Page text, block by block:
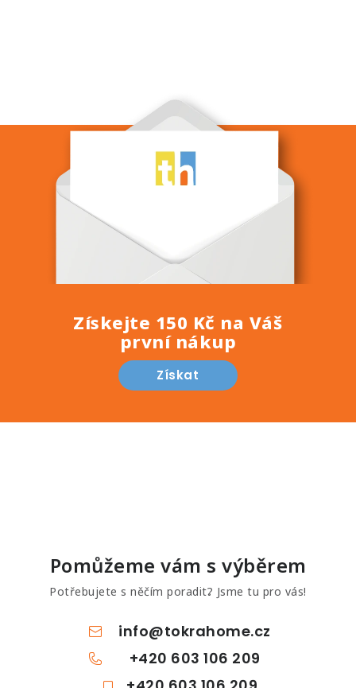
Získejte 150 Kč na Váš
první nákup
Získat
Pomůžeme vám s výběrem
Potřebujete s něčím poradit? Jsme tu pro vás!
info@tokrahome.cz
+420 603 106 209